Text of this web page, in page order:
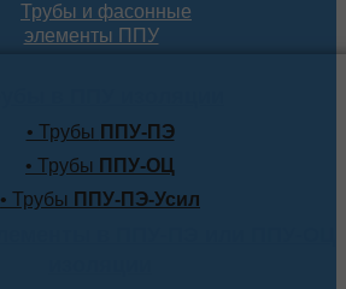
Трубы и фасонные
элементы ППУ
• Трубы ППУ-ПЭ
• Трубы ППУ-ОЦ
• Трубы ППУ-ПЭ-Усил